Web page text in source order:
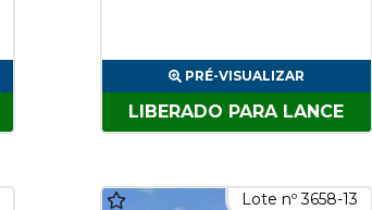
PRÉ-VISUALIZAR
LIBERADO PARA LANCE
Lote nº 3658-13